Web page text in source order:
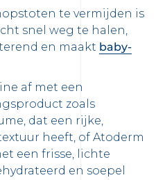
te vermijden is
snel weg te halen,
en maakt baby-
af met een
zoals
dat een rijke,
heeft, of Atoderm
een frisse, lichte
en soepel